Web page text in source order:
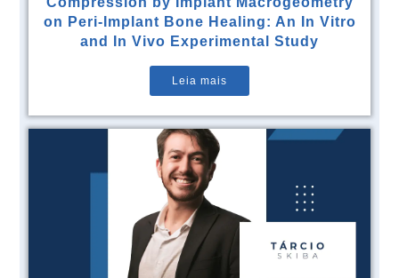
on Peri-Implant Bone Healing: An In Vitro
and In Vivo Experimental Study
Leia mais